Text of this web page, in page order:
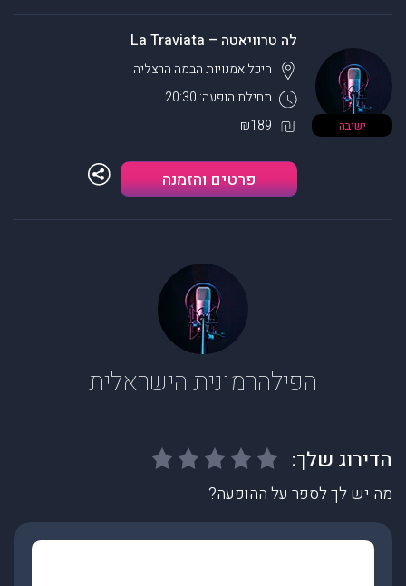
ישיבה
לה טרוויאטה – La Traviata
תחילת הופעה: 20:30
היכל אמנויות הבמה הרצליה
₪189
פרטים והזמנה
הפילהרמונית הישראלית
מה יש לך לספר על ההופעה?